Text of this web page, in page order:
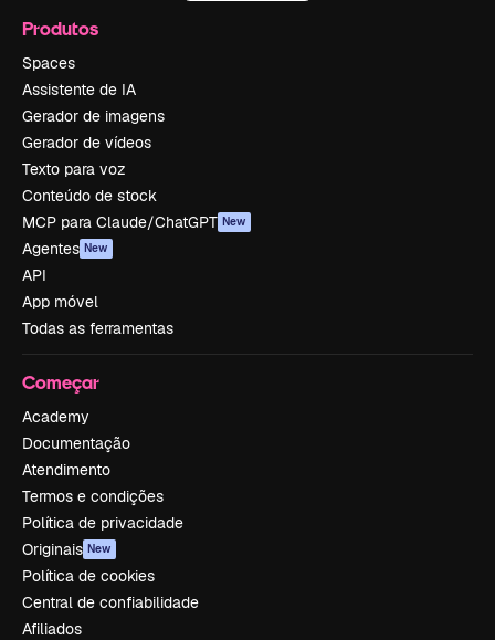
Produtos
Spaces
Assistente de IA
Gerador de imagens
Gerador de vídeos
Texto para voz
Conteúdo de stock
MCP para Claude/ChatGPT New
Agentes New
API
App móvel
Todas as ferramentas
Começar
Academy
Documentação
Atendimento
Termos e condições
Política de privacidade
Originais New
Política de cookies
Central de confiabilidade
Afiliados